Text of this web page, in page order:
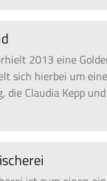
2013 eine
sich hierbei um
die Claudia Kepp